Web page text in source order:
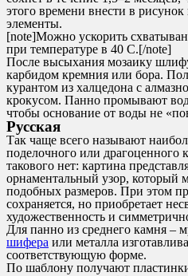
этого времени внести в
элементы.
[note]Можно ускорить
при температуре в 40 С.[/note]
После высыхания мозаику
карбидом кремния или бора.
курантом из халцедона с
крокусом. Панно промывают
чтобы основание от воды не
Русская
Так чаще всего называют
поделочного или драгоценного
такового нет: картина
орнаментальный узор, который
подобных размеров. При этом
сохраняется, но приобретает
художественность и
Для панно из среднего камня –
шифера или металла
соответствующую форме.
По шаблону получают